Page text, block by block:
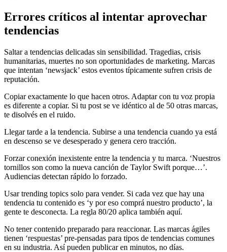
Errores críticos al intentar aprovechar
tendencias
Saltar a tendencias delicadas sin sensibilidad. Tragedias, crisis
humanitarias, muertes no son oportunidades de marketing. Marcas
que intentan ‘newsjack’ estos eventos típicamente sufren crisis de
reputación.
Copiar exactamente lo que hacen otros. Adaptar con tu voz propia
es diferente a copiar. Si tu post se ve idéntico al de 50 otras marcas,
te disolvés en el ruido.
Llegar tarde a la tendencia. Subirse a una tendencia cuando ya está
en descenso se ve desesperado y genera cero tracción.
Forzar conexión inexistente entre la tendencia y tu marca. ‘Nuestros
tornillos son como la nueva canción de Taylor Swift porque…’.
Audiencias detectan rápido lo forzado.
Usar trending topics solo para vender. Si cada vez que hay una
tendencia tu contenido es ‘y por eso comprá nuestro producto’, la
gente te desconecta. La regla 80/20 aplica también aquí.
No tener contenido preparado para reaccionar. Las marcas ágiles
tienen ‘respuestas’ pre-pensadas para tipos de tendencias comunes
en su industria. Así pueden publicar en minutos, no días.